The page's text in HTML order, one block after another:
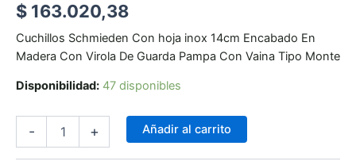
$ 163.020,38
Cuchillos Schmieden Con hoja inox 14cm Encabado En
Madera Con Virola De Guarda Pampa Con Vaina Tipo Monte
Disponibilidad: 47 disponibles
- + Añadir al carrito